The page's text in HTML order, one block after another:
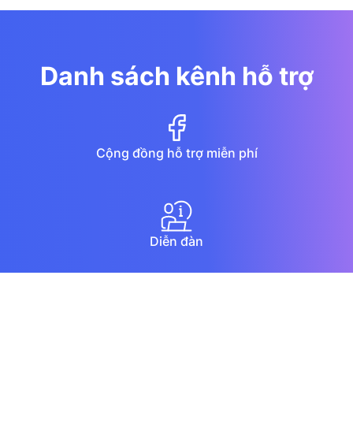
Danh sách kênh hỗ trợ
Cộng đồng hỗ trợ miễn phí
Diễn đàn